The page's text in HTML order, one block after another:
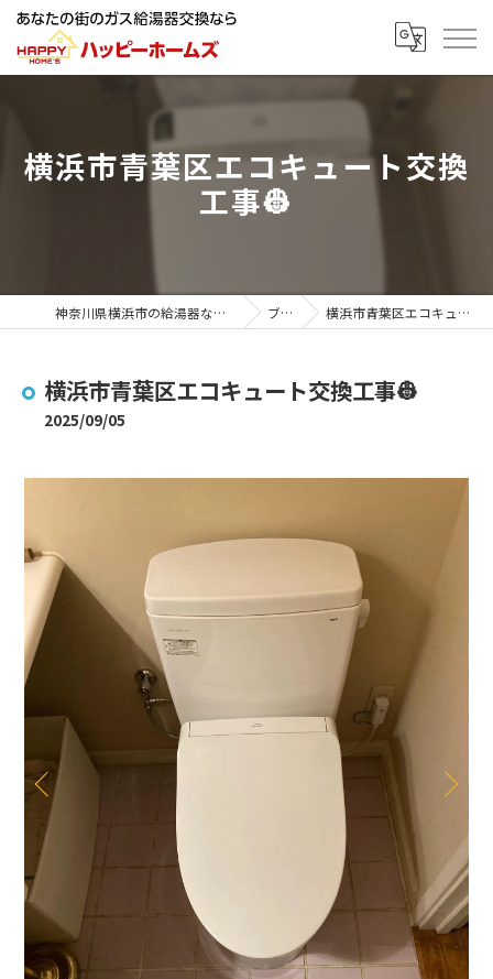
横浜市青葉区エコキュート交換
工事👷
神奈川県横浜市の給湯器ならハッピーホームズ ブログ 横浜市青葉区エコキュート交換工事👷
横浜市青葉区エコキュート交換工事👷
2025/09/05